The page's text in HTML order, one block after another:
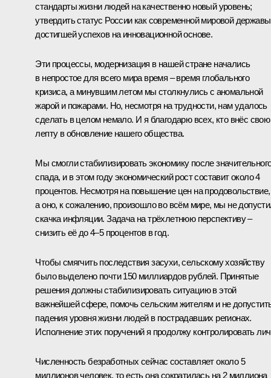
стандарты жизни людей на качественно новый уровень;
утвердить статус России как современной мировой
достигшей успехов на инновационной основе.
Эти процессы, модернизация в нашей стране начались
в непростое для всего мира время – время глобального
кризиса, а минувшим летом мы столкнулись с аномальной
жарой и пожарами. Но, несмотря на трудности, нам удалось
сделать в целом немало. И я благодарю всех, кто внёс свою
лепту в обновление нашего общества.
Мы смогли стабилизировать экономику после
спада, и в этом году экономический рост составит около 4
процентов. Несмотря на повышение цен на продовольствие,
а оно, к сожалению, произошло во всём мире, мы не
скачка инфляции. Задача на трёхлетнюю перспективу –
снизить её до 4–5 процентов в год.
Чтобы смягчить последствия засухи, сельскому хозяйству
было выделено почти 150 миллиардов рублей. Принятые
решения должны стабилизировать ситуацию в этой
важнейшей сфере, помочь сельским жителям и не
падения уровня жизни людей в пострадавших регионах.
Исполнение этих поручений я продолжу контролировать
Численность безработных сейчас составляет около 5
миллионов человек, то есть она сократилась на 2 миллиона